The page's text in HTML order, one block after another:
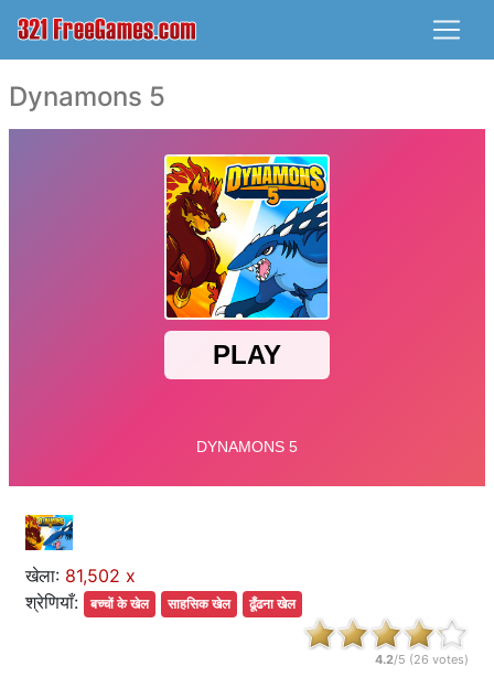
Dynamons 5
खेला: 81,502 x
श्रेणियाँ:
बच्चों के खेल साहसिक खेल ढूँढना खेल
4.2/5 (26 votes)